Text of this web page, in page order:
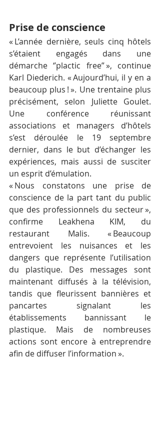
Prise de conscience
« L’année dernière, seuls cinq hôtels
s’étaient engagés dans une
démarche ‘’plactic free” », continue
Karl Diederich. « Aujourd’hui, il y en a
beaucoup plus ! ». Une trentaine plus
précisément, selon Juliette Goulet.
Une conférence réunissant
associations et managers d’hôtels
s’est déroulée le 19 septembre
dernier, dans le but d’échanger les
expériences, mais aussi de susciter
un esprit d’émulation.
« Nous constatons une prise de
conscience de la part tant du public
que des professionnels du secteur »,
confirme Leakhena KIM, du
restaurant Malis. « Beaucoup
entrevoient les nuisances et les
dangers que représente l’utilisation
du plastique. Des messages sont
maintenant diffusés à la télévision,
tandis que fleurissent bannières et
pancartes signalant les
établissements bannissant le
plastique. Mais de nombreuses
actions sont encore à entreprendre
afin de diffuser l’information ».